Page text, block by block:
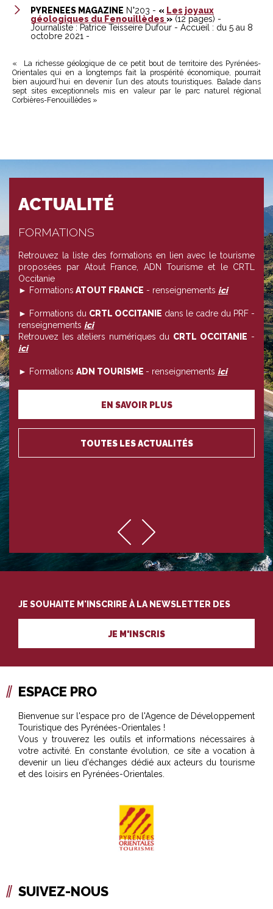
PYRENEES MAGAZINE N°203 - « Les joyaux
géologiques du Fenouillèdes » (12 pages) -
Journaliste : Patrice Teisseire Dufour - Accueil : du 5 au 8
octobre 2021 -
« La richesse géologique de ce petit bout de territoire des Pyrénées-
Orientales qui en a longtemps fait la prospérité économique, pourrait
bien aujourd’hui en devenir l’un des atouts touristiques. Balade dans
sept sites exceptionnels mis en valeur par le parc naturel régional
Corbières-Fenouillèdes »
ACTUALITÉ
FORMATIONS
Retrouvez la liste des formations en lien avec le tourisme
proposées par Atout France, ADN Tourisme et le CRTL
Occitanie
► Formations ATOUT FRANCE - renseignements ici
► Formations du CRTL OCCITANIE dans le cadre du PRF -
renseignements ici
Retrouvez les ateliers numériques du CRTL OCCITANIE -
ici
► Formations ADN TOURISME - renseignements ici
EN SAVOIR PLUS
TOUTES LES ACTUALITÉS
JE SOUHAITE M'INSCRIRE À LA NEWSLETTER DES
PROFESSIONNELS DU TOURISME
JE M'INSCRIS
ESPACE PRO
Bienvenue sur l'espace pro de l'Agence de Développement
Touristique des Pyrénées-Orientales !
Vous y trouverez les outils et informations nécessaires à
votre activité. En constante évolution, ce site a vocation à
devenir un lieu d'échanges dédié aux acteurs du tourisme
et des loisirs en Pyrénées-Orientales.
SUIVEZ-NOUS